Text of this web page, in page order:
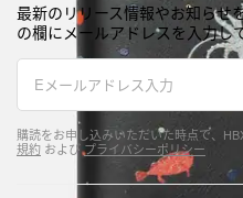
最新のリリース情報やお知らせ
の欄にメールアドレスを入力し
購読をお申し込みいただいた時点で、
規約 およびプライバシーポリシー